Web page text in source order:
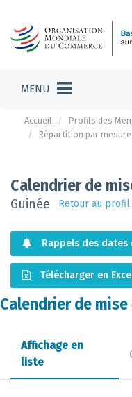
MENU
Accueil Profils des
Répartition par mesure
Calendrier de
Guinée Retour au
Rappels des
Télécharger en
Calendrier de mise
Affichage en
liste